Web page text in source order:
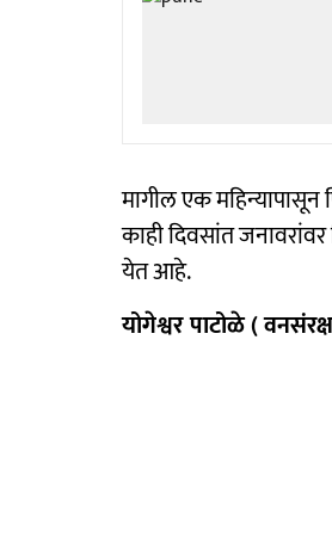
मागील एक
काही दिवसांत
येत आहे.
योगेश्वर पाटोळे (